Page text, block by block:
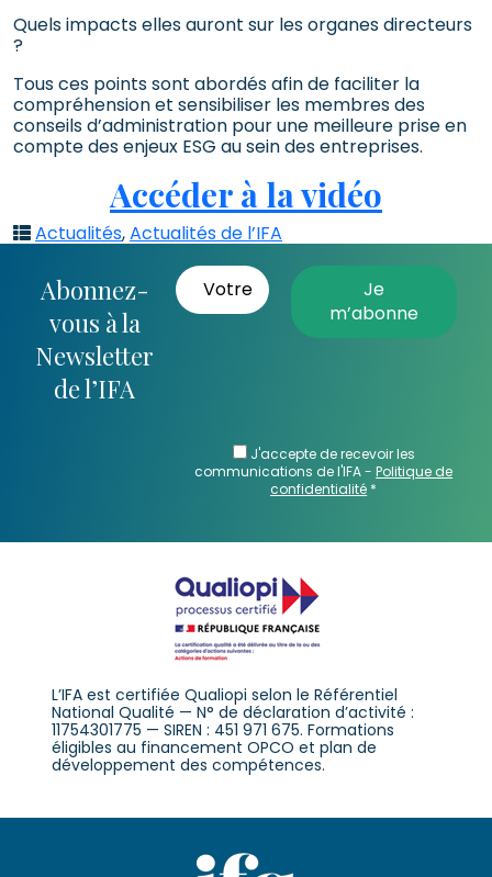
Quels impacts elles auront sur les organes directeurs
?
Tous ces points sont abordés afin de faciliter la
compréhension et sensibiliser les membres des
conseils d’administration pour une meilleure prise en
compte des enjeux ESG au sein des entreprises.
Accéder à la vidéo
Actualités,Actualités de l’IFA
Abonnez-
vous à la
Newsletter
de l’IFA
J'accepte de recevoir les
communications de l'IFA -Politique de
confidentialité *
L’IFA est certifiée Qualiopi selon le Référentiel
National Qualité — N° de déclaration d’activité :
11754301775 — SIREN : 451 971 675. Formations
éligibles au financement OPCO et plan de
développement des compétences.